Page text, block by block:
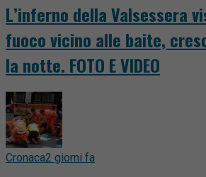
L’inferno della Valsessera
fuoco vicino alle baite,
la notte. FOTO E VIDEO
Cronaca2 giorni fa